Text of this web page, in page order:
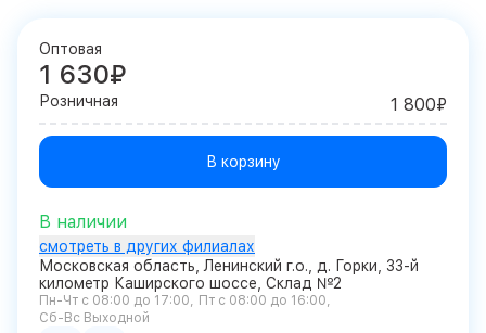
Оптовая
1 630₽
Розничная 1 800₽
В корзину
В наличии
смотреть в других филиалах
Московская область, Ленинский г.о., д. Горки, 33-й
километр Каширского шоссе, Склад №2
Пн-Чт с 08:00 до 17:00
Пт с 08:00 до 16:00
Сб-Вс Выходной